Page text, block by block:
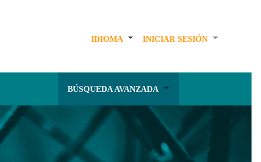
IDIOMA INICIAR SESIÓN
BÚSQUEDA AVANZADA